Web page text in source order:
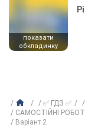
показати
обкладинку
✅ ГДЗ ✅
САМОСТІЙНІ
Варіант 2